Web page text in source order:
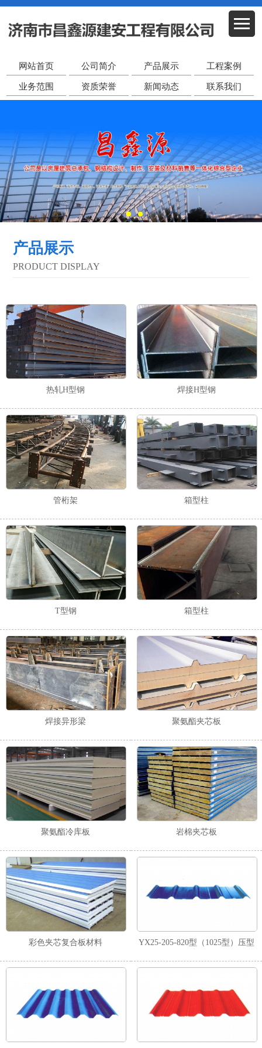
网站首页 公司简介 产品展示 工程案例
业务范围 资质荣誉 新闻动态 联系我们
产品展示
PRODUCT DISPLAY
热轧H型钢 焊接H型钢
管桁架 箱型柱
T型钢 箱型柱
焊接异形梁 聚氨酯夹芯板
聚氨酯冷库板 岩棉夹芯板
彩色夹芯复合板材料
YX25-205-820型（1025型）压型